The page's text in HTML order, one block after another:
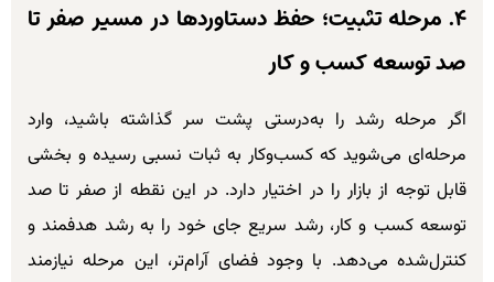
۴. مرحله تثبیت؛ حفظ دستاوردها در مسیر صفر تا
صد توسعه کسب و کار
اگر مرحله رشد را به‌درستی پشت سر گذاشته باشید، وارد
مرحله‌ای می‌شوید که کسب‌وکار به ثبات نسبی رسیده و بخشی
قابل توجه از بازار را در اختیار دارد. در این نقطه از صفر تا صد
توسعه کسب و کار، رشد سریع جای خود را به رشد هدفمند و
کنترل‌شده می‌دهد. با وجود فضای آرام‌تر، این مرحله نیازمند